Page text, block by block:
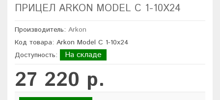
ПРИЦЕЛ ARKON MODEL С 1-10X24
Производитель: Arkon
Код товара: Arkon Model С 1-10x24
Доступность:
На складе
27 220 р.